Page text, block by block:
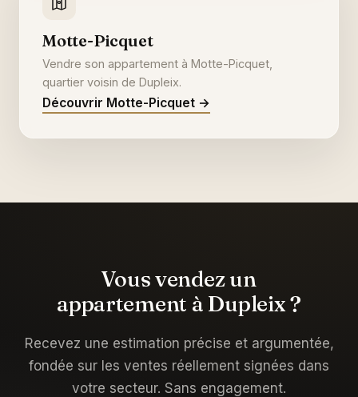
Motte-Picquet
Vendre son appartement à Motte-Picquet,
quartier voisin de Dupleix.
Découvrir Motte-Picquet →
Vous vendez un
appartement à Dupleix ?
Recevez une estimation précise et argumentée,
fondée sur les ventes réellement signées dans
votre secteur. Sans engagement.